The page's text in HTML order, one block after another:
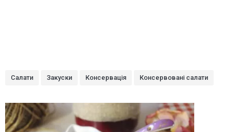
Салати Закуски Консервація Консервовані салати